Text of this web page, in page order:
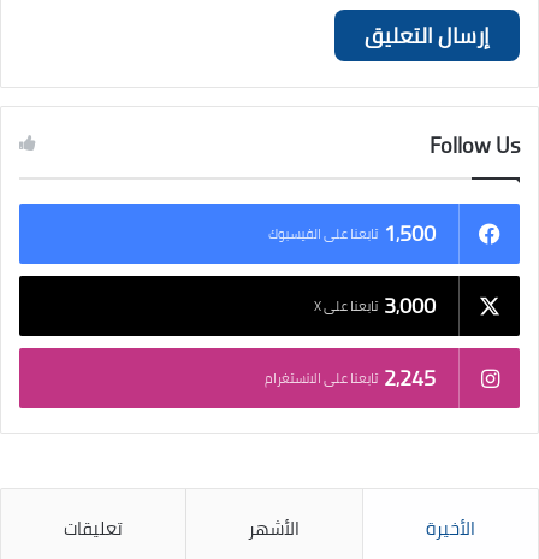
Follow Us
1٬500 تابعنا على الفيسبوك
3٬000 تابعنا على X
2٬245 تابعنا على الانستغرام
الأخيرة الأشهر تعليقات